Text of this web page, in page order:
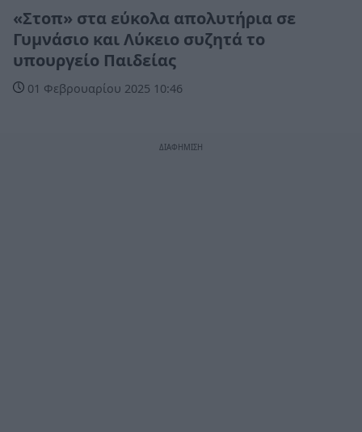
«Στοπ» στα εύκολα απολυτήρια σε
Γυμνάσιο και Λύκειο συζητά το
υπουργείο Παιδείας
01 Φεβρουαρίου 2025 10:46